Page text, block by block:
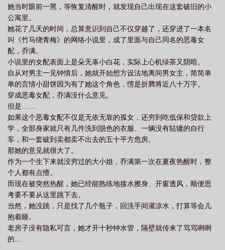
她当时眼前一黑，等恢复清醒时，就发现自己出现在这套破旧的小
公寓里。
她花了几天的时间，总算意识到自己不仅穿越了，还穿进了一本名
叫《竹马绕青梅》的网络小说里，成了里面与自己同名的恶毒女
配，乔满。
小说里的女配表面上是朵无辜小白花，实际上心机绿茶又阴暗。
自从对男主一见钟情后，她就开始想方设法地离间男女主，简简单
单的言情小甜饼因为有了她这个角色，愣是折腾将近八十万字。
穿成恶毒女配，乔满没什么意见。
但是……
如果这个恶毒女配不仅是无依无靠的孤女，还穷到吃低保和贷款上
学，全部身家就只有几件洗到脱色的衣服、一辆没有轱辘的自行
车，和一套破到卖都卖不出去的五十平方危房。
那她的意见就很大了。
作为一个生下来就没穷过的大小姐，乔满第一次在夏夜热醒时，整
个人都有点懵。
而现在被突然热醒，她已经能熟练地接水擦身、开窗透风，顺便思
考要不要从这里跳下去。
当然，她没跳，只是找了几个瓶子，回洗手间灌凉水，打算等会儿
抱着睡。
老房子没有隐私可言，她才开十秒钟水管，隔壁就传来了骂骂咧咧
的...